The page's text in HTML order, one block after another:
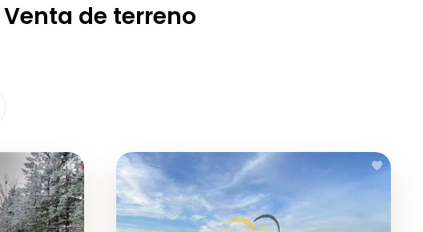
Venta de terreno